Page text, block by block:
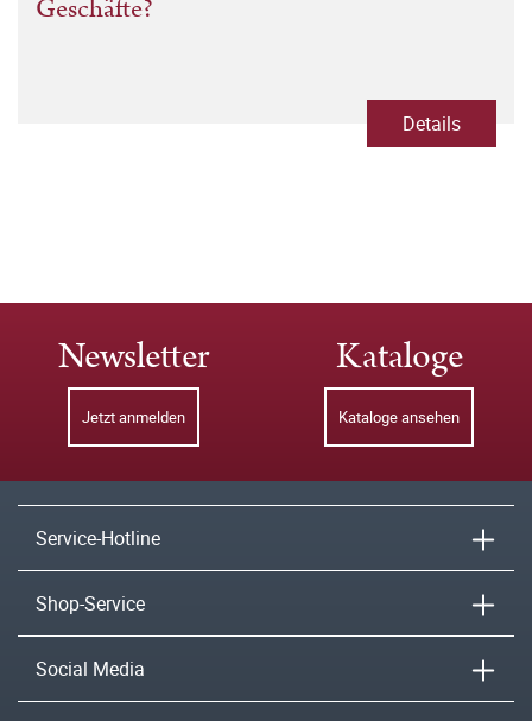
Geschäfte?
Details
Newsletter
Jetzt anmelden
Kataloge
Kataloge ansehen
Service-Hotline
Shop-Service
Social Media